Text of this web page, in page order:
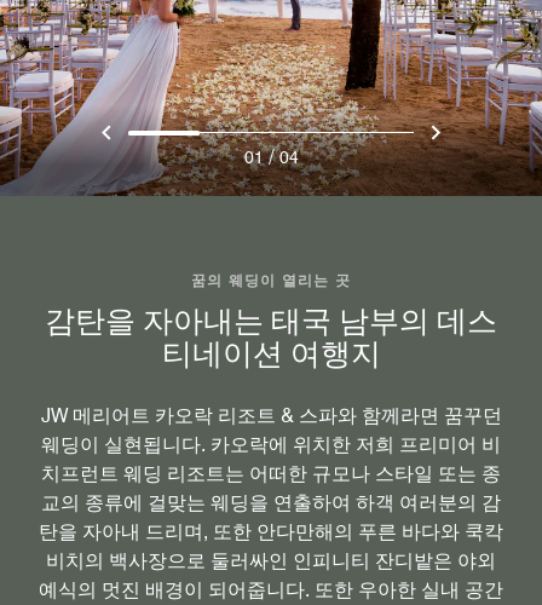
꿈의 웨딩이 열리는 곳
감탄을 자아내는 태국 남부의 데스
티네이션 여행지
JW 메리어트 카오락 리조트 & 스파와 함께라면 꿈꾸던
웨딩이 실현됩니다. 카오락에 위치한 저희 프리미어 비
치프런트 웨딩 리조트는 어떠한 규모나 스타일 또는 종
교의 종류에 걸맞는 웨딩을 연출하여 하객 여러분의 감
탄을 자아내 드리며, 또한 안다만해의 푸른 바다와 쿡칵
비치의 백사장으로 둘러싸인 인피니티 잔디밭은 야외
예식의 멋진 배경이 되어줍니다. 또한 우아한 실내 공간
01 / 04